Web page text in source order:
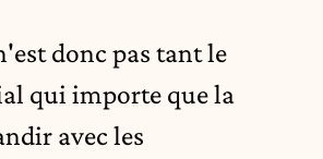
donc pas tant le
qui importe que la
avec les